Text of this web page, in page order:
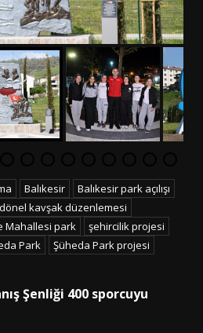
Balıkesir
Balıkesir park açılışı
dönel kavşak düzenlemesi
Mahallesi park
şehircilik projesi
Park Şüheda Park projesi
Şenliği 400 sporcuyu